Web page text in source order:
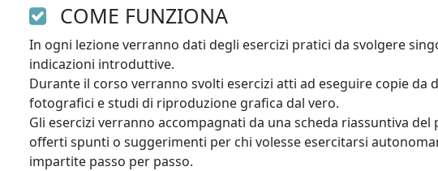
COME FUNZIONA
In ogni lezione verranno dati degli esercizi pratici da svolgere
indicazioni introduttive.
Durante il corso verranno svolti esercizi atti ad eseguire copie da
fotografici e studi di riproduzione grafica dal vero.
Gli esercizi verranno accompagnati da una scheda riassuntiva
offerti spunti o suggerimenti per chi volesse esercitarsi
impartite passo per passo.